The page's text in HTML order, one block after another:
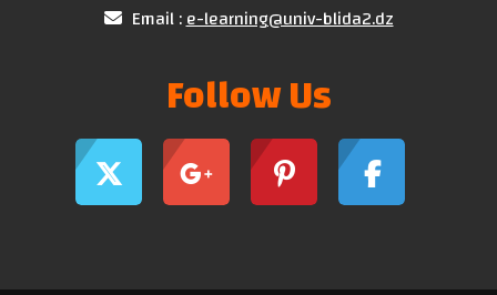
Email :e-learning@univ-blida2.dz
Follow Us